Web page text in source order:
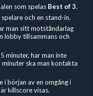
som spelas Best of 3.
och en stand-in.
man sitt motståndarlag
lobby tillsammans och
minuter, har man inte
ska man kontakta
i början av en omgång i
killscore visas.